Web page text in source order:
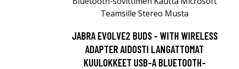
JABRA EVOLVE2 BUDS - WITH WIRELESS
ADAPTER AIDOSTI LANGATTOMAT
KUULOKKEET USB-A BLUETOOTH-